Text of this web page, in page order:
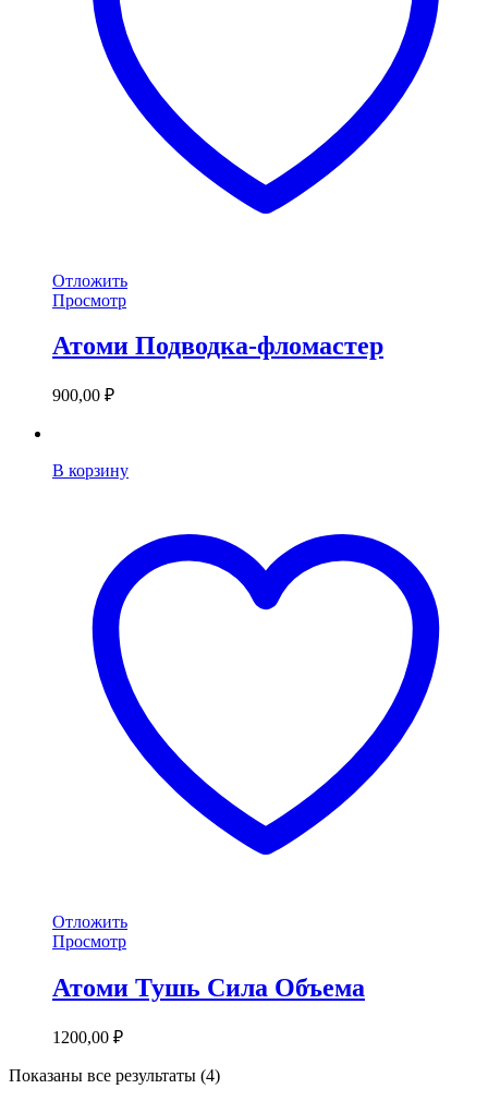
Отложить
Просмотр
Атоми Подводка-фломастер
900,00 ₽
В корзину
Отложить
Просмотр
Атоми Тушь Сила Объема
1200,00 ₽
Показаны все результаты (4)